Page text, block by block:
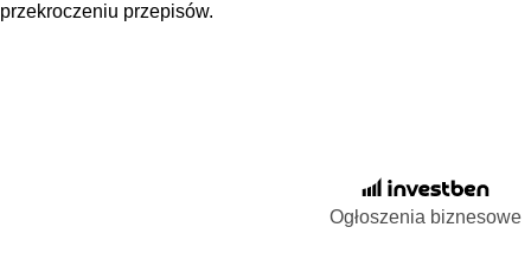
przekroczeniu przepisów.
Ogłoszenia biznesowe